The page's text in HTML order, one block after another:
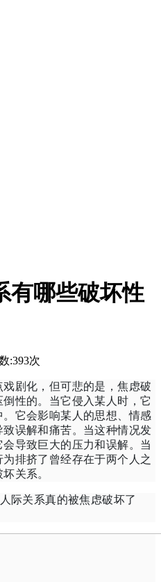
有哪些破坏性
:393次
剧化，但可悲的是，焦虑破
性的。 当它侵入某人时，它
它会影响某人的思想、情感
误解和痛苦。 当这种情况发
会导致巨大的压力和误解。 当
排挤了曾经存在于两个人之
关系。
人际关系真的被焦虑破坏了